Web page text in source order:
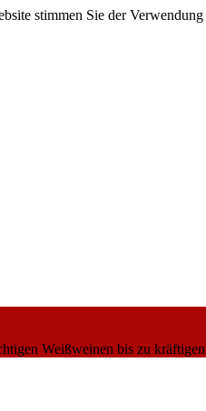
stimmen Sie der
Weißweinen bis zu